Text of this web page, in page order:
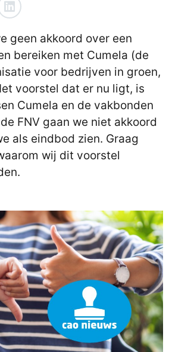
geen akkoord over een
bereiken met Cumela (de
voor bedrijven in groen,
voorstel dat er nu ligt, is
Cumela en de vakbonden
FNV gaan we niet akkoord
als eindbod zien. Graag
wij dit voorstel